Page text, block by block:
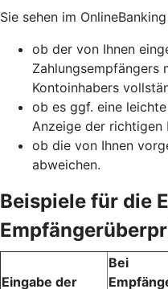
Sie sehen im
ob der von Ihnen
Zahlungsempfängers
Kontoinhabers
ob es ggf. eine
Anzeige der richtigen
ob die von Ihnen
abweichen.
Beispiele für die
Eingabe der
Bei